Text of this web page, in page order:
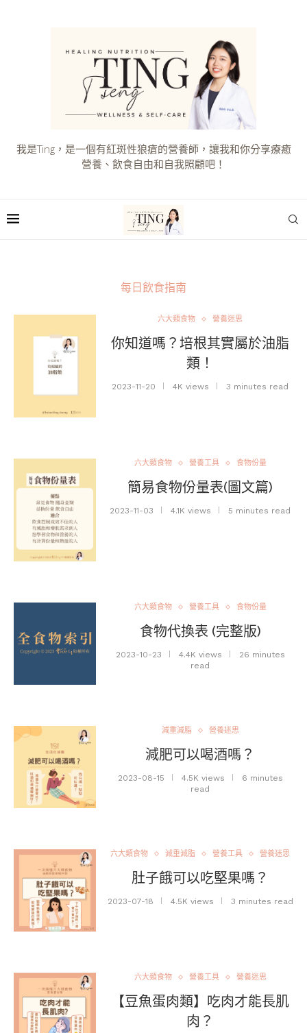
我是Ting，是一個有紅斑性狼瘡的營養師，讓我和你分享療癒
營養、飲食自由和自我照顧吧！
每日飲食指南
六大類食物 營養迷思
你知道嗎？培根其實屬於油脂
類！
2023-11-20 4K views 3 minutes read
六大類食物 營養工具 食物份量
簡易食物份量表(圖文篇)
2023-11-03 4.1K views 5 minutes read
六大類食物 營養工具 食物份量
食物代換表 (完整版)
2023-10-23 4.4K views
26 minutes
read
減重減脂 營養迷思
減肥可以喝酒嗎？
2023-08-15 4.5K views
6 minutes
read
六大類食物 減重減脂 營養工具 營養迷思
肚子餓可以吃堅果嗎？
2023-07-18 4.5K views 3 minutes read
六大類食物 營養工具 營養迷思
【豆魚蛋肉類】吃肉才能長肌
肉？